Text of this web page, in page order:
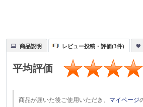
商品説明 レビュー投稿・評価(3件)
平均評価
商品が届いた後ご使用いただき、 マイページ